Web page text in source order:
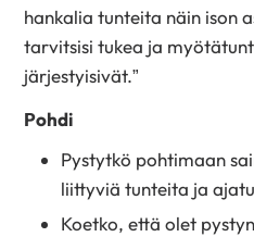
hankalia tunteita näin ison
tarvitsisi tukea ja
järjestyisivät.”
Pohdi
Pystytkö pohtimaan
liittyviä tunteita ja
Koetko, että olet